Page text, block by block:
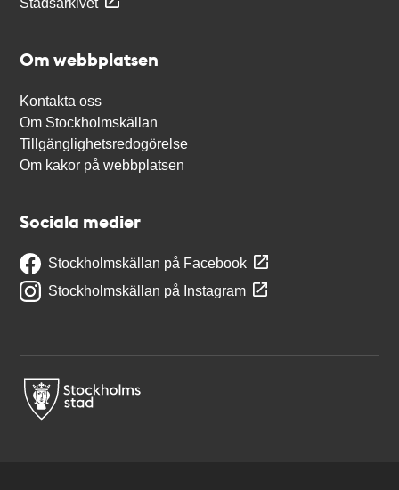
Stadsarkivet
Om webbplatsen
Kontakta oss
Om Stockholmskällan
Tillgänglighetsredogörelse
Om kakor på webbplatsen
Sociala medier
Stockholmskällan på Facebook
Stockholmskällan på Instagram